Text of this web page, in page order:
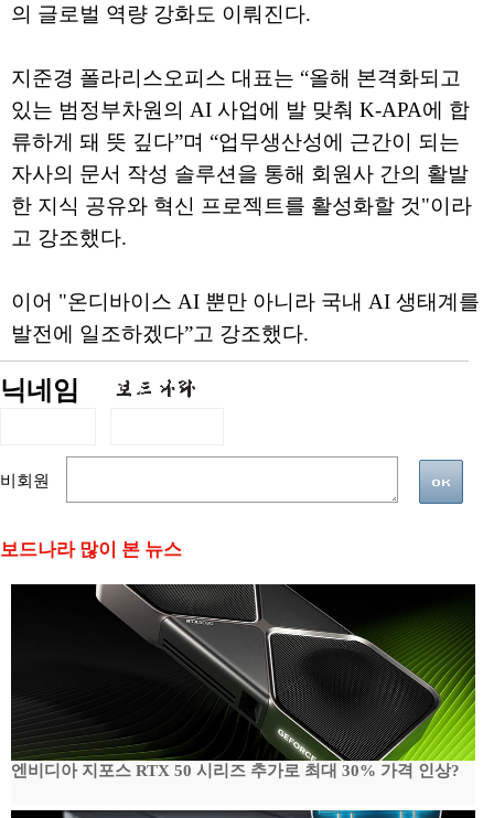
의 글로벌 역량 강화도 이뤄진다.
지준경 폴라리스오피스 대표는 “올해 본격화되고
있는 범정부차원의 AI 사업에 발 맞춰 K-APA에 합
류하게 돼 뜻 깊다”며 “업무생산성에 근간이 되는
자사의 문서 작성 솔루션을 통해 회원사 간의 활발
한 지식 공유와 혁신 프로젝트를 활성화할 것"이라
고 강조했다.
이어 "온디바이스 AI 뿐만 아니라 국내 AI 생태계를
발전에 일조하겠다”고 강조했다.
닉네임
비회원
보드나라 많이 본 뉴스
엔비디아 지포스 RTX 50 시리즈 추가로 최대 30% 가격 인상?